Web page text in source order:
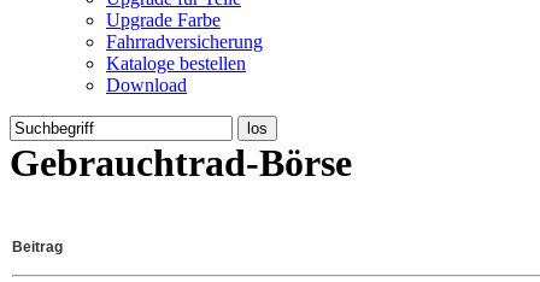
Upgrade Farbe
Fahrradversicherung
Kataloge bestellen
Download
Gebrauchtrad-Börse
Beitrag